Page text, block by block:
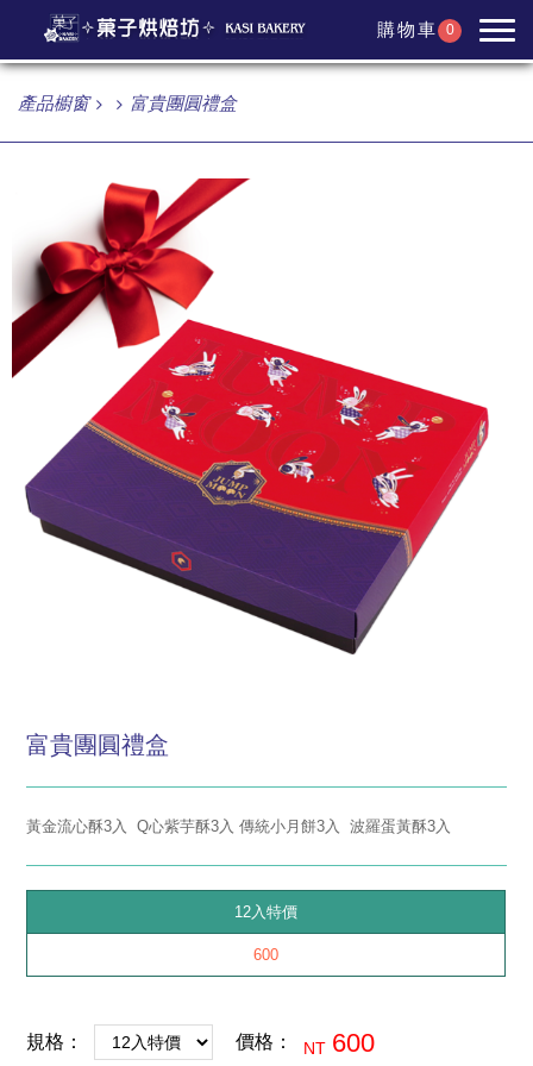
購物車 0
產品櫥窗 富貴團圓禮盒
富貴團圓禮盒
黃金流心酥3入 Q心紫芋酥3入 傳統小月餅3入 波羅蛋黃酥3入
12入特價
600
規格： 價格： NT 600